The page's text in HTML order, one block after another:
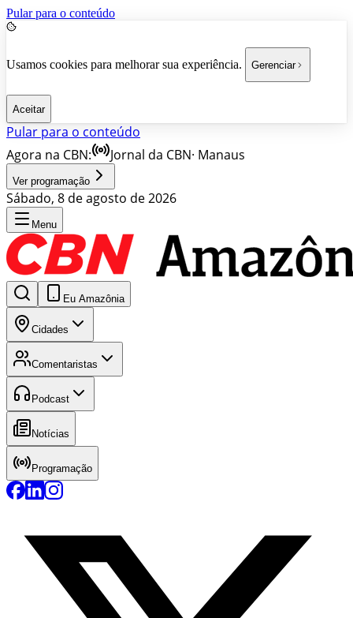
Pular para o conteúdo
Usamos cookies para melhorar sua experiência. Gerenciar
Aceitar
Pular para o conteúdo
Agora na CBN:
Jornal da CBN· Manaus
Ver programação
Sábado, 8 de agosto de 2026
Menu
Eu Amazônia
Cidades
Comentaristas
Podcast
Notícias
Programação